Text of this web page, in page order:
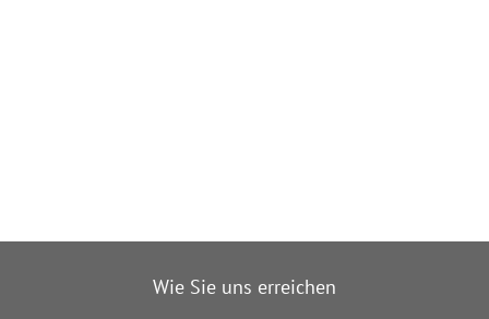
Wie Sie uns erreichen